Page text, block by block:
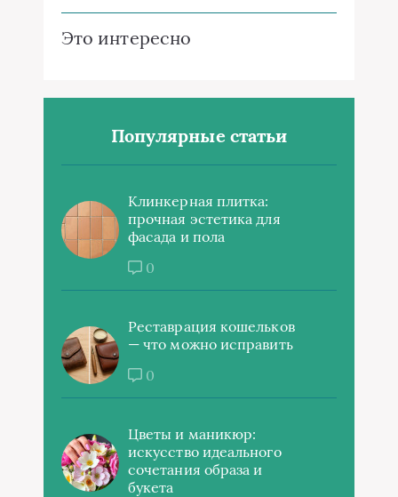
Это интересно
Популярные статьи
Клинкерная плитка:
прочная эстетика для
фасада и пола
0
Реставрация кошельков
— что можно исправить
0
Цветы и маникюр:
искусство идеального
сочетания образа и
букета